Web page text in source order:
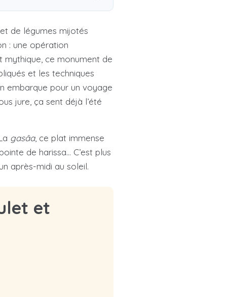
de légumes mijotés
: une opération
ce monument de
et les techniques
embarque pour un voyage
jure, ça sent déjà l’été
gasâa, ce plat immense
de harissa… C’est plus
après-midi au soleil.
et